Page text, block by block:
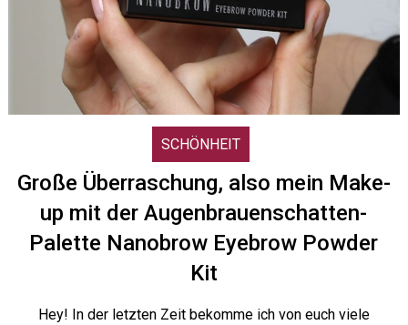
SCHÖNHEIT
Große Überraschung, also mein Make-
up mit der Augenbrauenschatten-
Palette Nanobrow Eyebrow Powder
Kit
Hey! In der letzten Zeit bekomme ich von euch viele